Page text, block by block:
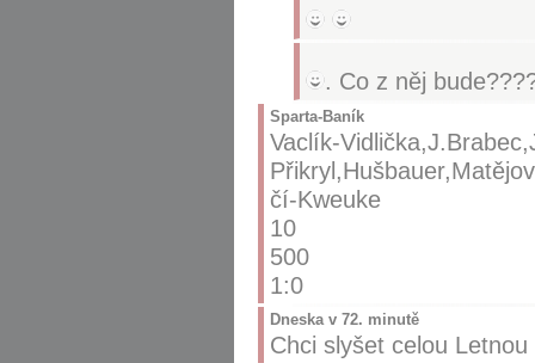
. Co z něj
Sparta-Baník
Vaclík-
čí-Kweuke
10
500
1:0
Dneska v 72. minutě
Chci slyšet celou